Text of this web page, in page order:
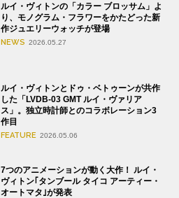
ルイ・ヴィトンの「カラー ブロッサム」よ
り、モノグラム・フラワーをかたどった新
作ジュエリーウォッチが登場
NEWS 2026.05.27
ルイ・ヴィトンとドゥ・ベトゥーンが共作
した「LVDB-03 GMT ルイ・ヴァリア
ス」。独立時計師とのコラボレーション3
作目
FEATURE 2026.05.06
7つのアニメーションが動く大作！ ルイ・
ヴィトン｢タンブール タイコ アーティー・
オートマタ｣が発表